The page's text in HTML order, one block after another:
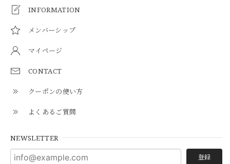
INFORMATION
メンバーシップ
マイページ
CONTACT
クーポンの使い方
よくあるご質問
NEWSLETTER
登録